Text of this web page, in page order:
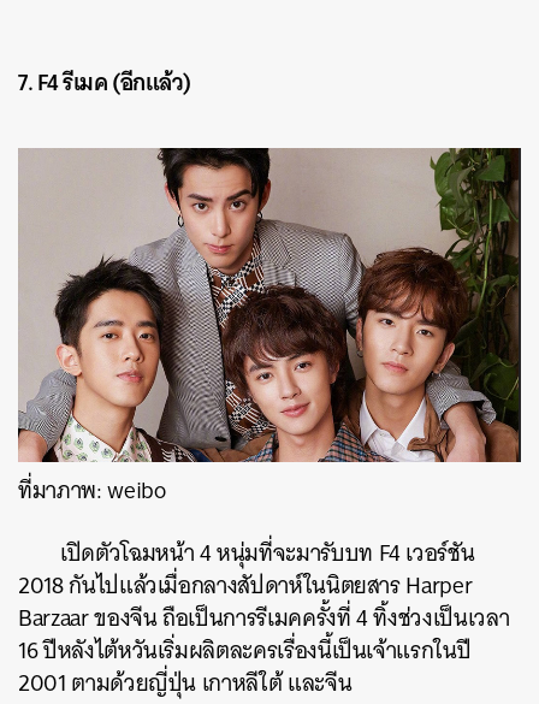
7. F4 รีเมค (อีกแล้ว)
ที่มาภาพ: weibo
เปิดตัวโฉมหน้า 4 หนุ่มที่จะมารับบท F4 เวอร์ชัน
2018 กันไปแล้วเมื่อกลางสัปดาห์ในนิตยสาร Harper
Barzaar ของจีน ถือเป็นการรีเมคครั้งที่ 4 ทิ้งช่วงเป็นเวลา
16 ปีหลังไต้หวันเริ่มผลิตละครเรื่องนี้เป็นเจ้าแรกในปี
2001 ตามด้วยญี่ปุ่น เกาหลีใต้ และจีน